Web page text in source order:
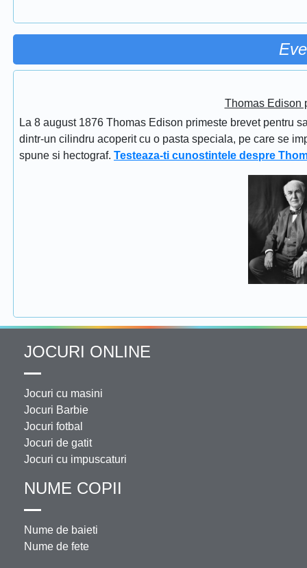
Thomas Edison
La 8 august 1876 Thomas Edison primeste brevet pentru
dintr-un cilindru acoperit cu o pasta speciala, pe care se
spune si hectograf. Testeaza-ti cunostintele despre
JOCURI ONLINE
Jocuri cu masini
Jocuri Barbie
Jocuri fotbal
Jocuri de gatit
Jocuri cu impuscaturi
NUME COPII
Nume de baieti
Nume de fete